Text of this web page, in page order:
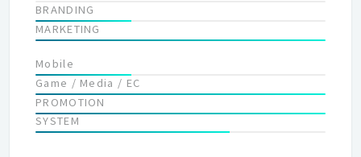
BRANDING
MARKETING
Mobile
Game / Media / EC
PROMOTION
SYSTEM